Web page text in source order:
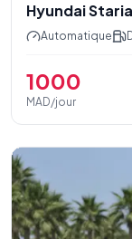
Hyundai
Automatique
1000
MAD/jour